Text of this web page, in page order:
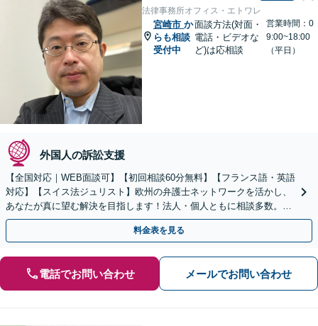
法律事務所オフィス・エトワレ
宮崎市 か
らも相談
受付中
面談方法(対面・
電話・ビデオな
ど)は応相談
営業時間：0
9:00~18:00
（平日）
外国人の訴訟支援
【全国対応｜WEB面談可】【初回相談60分無料】【フランス語・英語
対応】【スイス法ジュリスト】欧州の弁護士ネットワークを活かし、
あなたが真に望む解決を目指します！法人・個人ともに相談多数。細
やかな連絡と粘り強い交渉を徹底【休日・夜間相談可】
料金表を見る
電話でお問い合わせ メールでお問い合わせ